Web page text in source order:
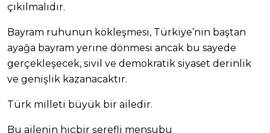
çıkılmalıdır.
Bayram ruhunun kökleşmesi, Türkiye’nin baştan
ayağa bayram yerine dönmesi ancak bu sayede
gerçekleşecek, sivil ve demokratik siyaset derinlik
ve genişlik kazanacaktır.
Türk milleti büyük bir ailedir.
Bu ailenin hiçbir şerefli mensubu